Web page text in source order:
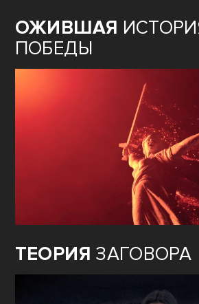
ОЖИВШАЯ
ПОБЕДЫ
ТЕОРИЯ ЗАГОВОРА